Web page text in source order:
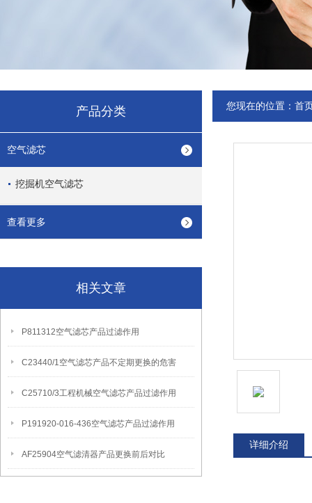
产品分类
空气滤芯
挖掘机空气滤芯
查看更多
相关文章
P811312空气滤芯产品过滤作用
C23440/1空气滤芯产品不定期更换的危害
C25710/3工程机械空气滤芯产品过滤作用
P191920-016-436空气滤芯产品过滤作用
AF25904空气滤清器产品更换前后对比
您现在的位置： 首
详细介绍